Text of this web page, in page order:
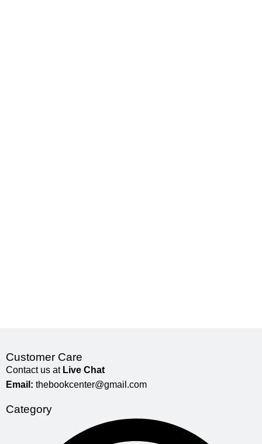
Customer Care
Contact us at Live Chat
Email: thebookcenter@gmail.com
Category